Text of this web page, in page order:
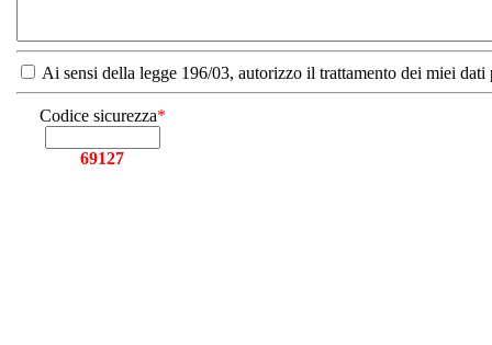
Ai sensi della legge 196/03, autorizzo il trattamento dei miei
Codice sicurezza*
69127